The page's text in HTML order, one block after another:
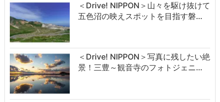
＜Drive! NIPPON＞山々を駆け抜けて
五色沼の映えスポットを目指す磐…
＜Drive! NIPPON＞写真に残したい絶
景！三豊～観音寺のフォトジェニ…